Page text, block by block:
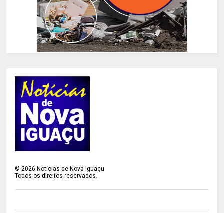
©2026 Notícias de Nova Iguaçu
Todos os direitos reservados.